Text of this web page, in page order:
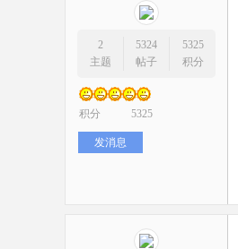
2
主题
5324
帖子
5325
积分
积分 5325
发消息